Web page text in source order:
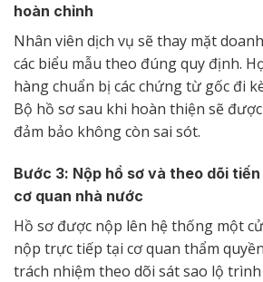
hoàn chỉnh
Nhân viên dịch vụ sẽ thay mặt
các biểu mẫu theo đúng quy định.
hàng chuẩn bị các chứng từ gốc đi
Bộ hồ sơ sau khi hoàn thiện sẽ
đảm bảo không còn sai sót.
Bước 3: Nộp hồ sơ và theo dõi
cơ quan nhà nước
Hồ sơ được nộp lên hệ thống một
nộp trực tiếp tại cơ quan thẩm
trách nhiệm theo dõi sát sao lộ trình